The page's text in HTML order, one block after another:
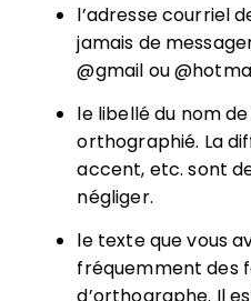
l’adresse courriel
jamais de
@gmail ou
le libellé du nom
orthographié. La
accent, etc. sont
négliger.
le texte que vous
fréquemment des
d’orthographe. Il